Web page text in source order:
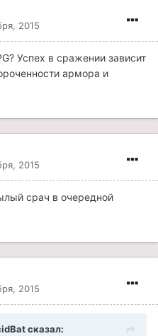
2015
Успех в сражении зависит
армора и
2015
срач в очередной
2015
сказал: